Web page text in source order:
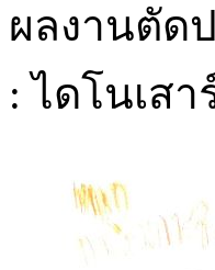
ผลงานตัด
: ไดโนเสา